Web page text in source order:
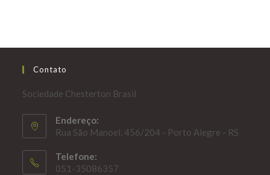
Contato
Sociedade Chesterton Brasil
Endereço:
Rua São Manoel, 456/204 - Porto Alegre - RS
Telefone:
051-35086357